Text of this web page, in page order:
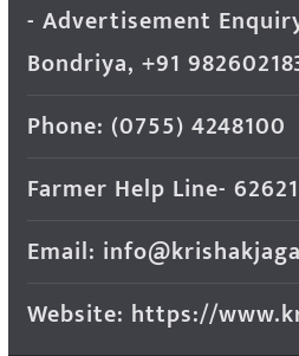
- Advertisement
Bondriya, +91
Phone: (0755) 4248100
Farmer Help Line-
Email:
Website: https://